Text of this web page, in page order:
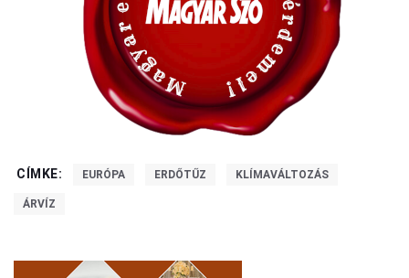
CÍMKE: EURÓPA ERDŐTŰZ KLÍMAVÁLTOZÁS
ÁRVÍZ